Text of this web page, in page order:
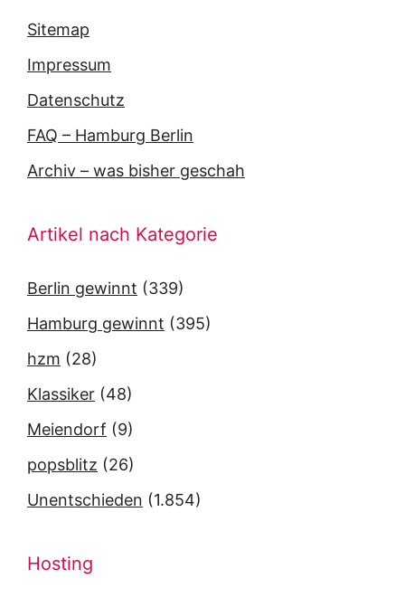
Sitemap
Impressum
Datenschutz
FAQ – Hamburg Berlin
Archiv – was bisher geschah
Artikel nach Kategorie
Berlin gewinnt (339)
Hamburg gewinnt (395)
hzm (28)
Klassiker (48)
Meiendorf (9)
popsblitz (26)
Unentschieden (1.854)
Hosting